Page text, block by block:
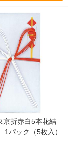
折赤白5本花結
ック（5枚入）